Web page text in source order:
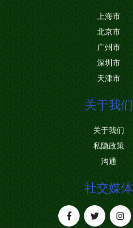
上海市
北京市
广州市
深圳市
天津市
关于我们
关于我们
私隐政策
沟通
社交媒体